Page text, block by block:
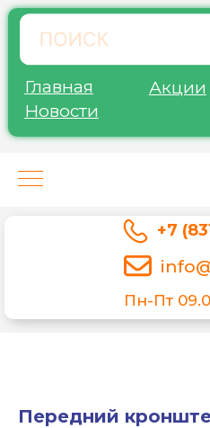
Акции
Новости
Главная
+7
Пн-Пт
Нижегород-Агро-
Передний